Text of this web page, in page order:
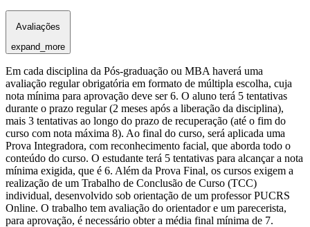
Avaliações
expand_more
Em cada disciplina da Pós-graduação ou MBA haverá uma
avaliação regular obrigatória em formato de múltipla escolha, cuja
nota mínima para aprovação deve ser 6. O aluno terá 5 tentativas
durante o prazo regular (2 meses após a liberação da disciplina),
mais 3 tentativas ao longo do prazo de recuperação (até o fim do
curso com nota máxima 8). Ao final do curso, será aplicada uma
Prova Integradora, com reconhecimento facial, que aborda todo o
conteúdo do curso. O estudante terá 5 tentativas para alcançar a nota
mínima exigida, que é 6. Além da Prova Final, os cursos exigem a
realização de um Trabalho de Conclusão de Curso (TCC)
individual, desenvolvido sob orientação de um professor PUCRS
Online. O trabalho tem avaliação do orientador e um parecerista,
para aprovação, é necessário obter a média final mínima de 7.